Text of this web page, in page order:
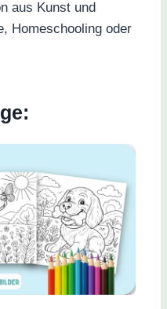
aus Kunst und
Homeschooling oder